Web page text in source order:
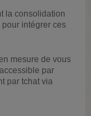
la consolidation
intégrer ces
mesure de vous
par
par tchat via